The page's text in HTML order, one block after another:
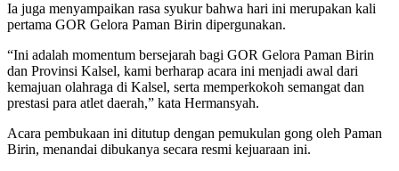
Ia juga menyampaikan rasa syukur bahwa hari ini merupakan kali
pertama GOR Gelora Paman Birin dipergunakan.
“Ini adalah momentum bersejarah bagi GOR Gelora Paman Birin
dan Provinsi Kalsel, kami berharap acara ini menjadi awal dari
kemajuan olahraga di Kalsel, serta memperkokoh semangat dan
prestasi para atlet daerah,” kata Hermansyah.
Acara pembukaan ini ditutup dengan pemukulan gong oleh Paman
Birin, menandai dibukanya secara resmi kejuaraan ini.